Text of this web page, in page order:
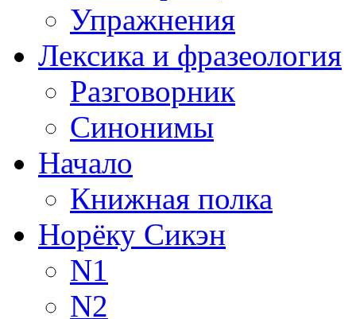
Упражнения
Лексика и фразеология
Разговорник
Синонимы
Начало
Книжная полка
Норёку Сикэн
N1
N2